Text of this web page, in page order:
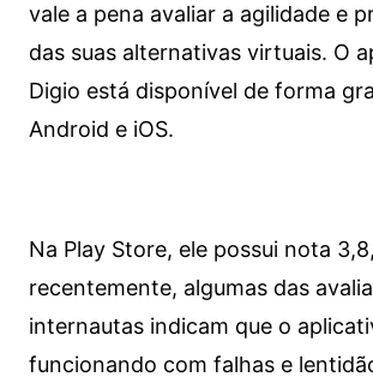
vale a pena avaliar a agilidade e
das suas alternativas virtuais. O
Digio está disponível de forma
Android e iOS.
Na Play Store, ele possui nota
recentemente, algumas das
internautas indicam que o
funcionando com falhas e